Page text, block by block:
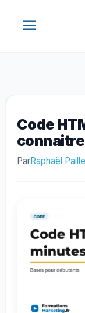
Menu
Code
ParRaphaël